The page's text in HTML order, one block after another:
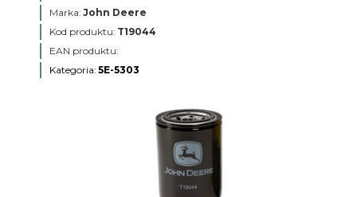
Marka: John Deere
Kod produktu: T19044
EAN produktu:
Kategoria: 5E-5303